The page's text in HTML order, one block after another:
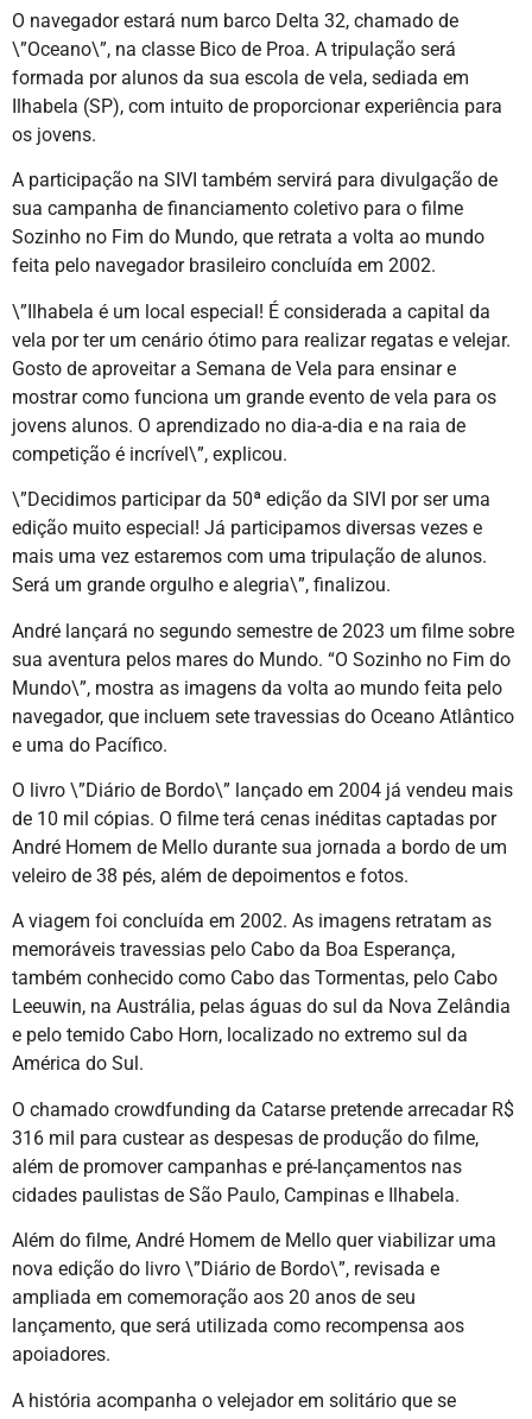
O navegador estará num barco Delta 32, chamado de
\”Oceano\”, na classe Bico de Proa. A tripulação será
formada por alunos da sua escola de vela, sediada em
Ilhabela (SP), com intuito de proporcionar experiência para
os jovens.
A participação na SIVI também servirá para divulgação de
sua campanha de financiamento coletivo para o filme
Sozinho no Fim do Mundo, que retrata a volta ao mundo
feita pelo navegador brasileiro concluída em 2002.
\”Ilhabela é um local especial! É considerada a capital da
vela por ter um cenário ótimo para realizar regatas e velejar.
Gosto de aproveitar a Semana de Vela para ensinar e
mostrar como funciona um grande evento de vela para os
jovens alunos. O aprendizado no dia-a-dia e na raia de
competição é incrível\”, explicou.
\”Decidimos participar da 50ª edição da SIVI por ser uma
edição muito especial! Já participamos diversas vezes e
mais uma vez estaremos com uma tripulação de alunos.
Será um grande orgulho e alegria\”, finalizou.
André lançará no segundo semestre de 2023 um filme sobre
sua aventura pelos mares do Mundo. “O Sozinho no Fim do
Mundo\”, mostra as imagens da volta ao mundo feita pelo
navegador, que incluem sete travessias do Oceano Atlântico
e uma do Pacífico.
O livro \”Diário de Bordo\” lançado em 2004 já vendeu mais
de 10 mil cópias. O filme terá cenas inéditas captadas por
André Homem de Mello durante sua jornada a bordo de um
veleiro de 38 pés, além de depoimentos e fotos.
A viagem foi concluída em 2002. As imagens retratam as
memoráveis travessias pelo Cabo da Boa Esperança,
também conhecido como Cabo das Tormentas, pelo Cabo
Leeuwin, na Austrália, pelas águas do sul da Nova Zelândia
e pelo temido Cabo Horn, localizado no extremo sul da
América do Sul.
O chamado crowdfunding da Catarse pretende arrecadar R$
316 mil para custear as despesas de produção do filme,
além de promover campanhas e pré-lançamentos nas
cidades paulistas de São Paulo, Campinas e Ilhabela.
Além do filme, André Homem de Mello quer viabilizar uma
nova edição do livro \”Diário de Bordo\”, revisada e
ampliada em comemoração aos 20 anos de seu
lançamento, que será utilizada como recompensa aos
apoiadores.
A história acompanha o velejador em solitário que se